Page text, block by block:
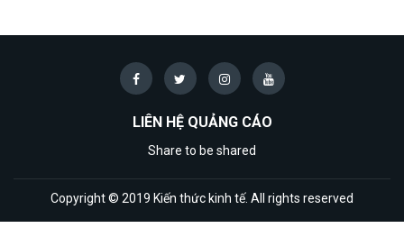
LIÊN HỆ QUẢNG CÁO
Share to be shared
Copyright © 2019 Kiến thức kinh tế. All rights reserved